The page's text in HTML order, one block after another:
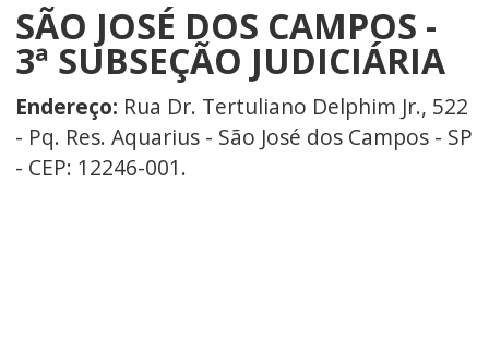
SÃO JOSÉ DOS CAMPOS -
3ª SUBSEÇÃO JUDICIÁRIA
Endereço: Rua Dr. Tertuliano Delphim Jr., 522
- Pq. Res. Aquarius - São José dos Campos - SP
- CEP: 12246-001.